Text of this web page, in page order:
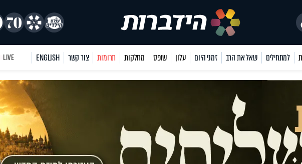
למתחילים שאל את הרב זמני היום עלון שופס מחלקות תרומות צור קשר ENGLISH
LIVE